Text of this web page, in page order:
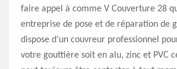
faire appel à comme V Couverture 28
entreprise de pose et de réparation de
dispose d’un couvreur professionnel
votre gouttière soit en alu, zinc et PVC